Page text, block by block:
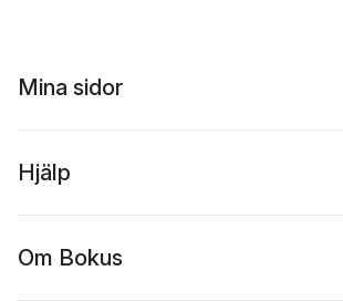
Mina sidor
Hjälp
Om Bokus